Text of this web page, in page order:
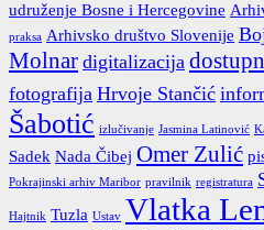
udruženje Bosne i Hercegovine
praksa Arhivsko društvo Slovenije
Molnar digitalizacija
fotografija Hrvoje Stančić
Šabotić izlučivanje Jasmina Latinović
Sadek Nada Čibej Omer Zulić
Pokrajinski arhiv Maribor pravilnik registratura
Hajtnik Tuzla Ustav Vlatka